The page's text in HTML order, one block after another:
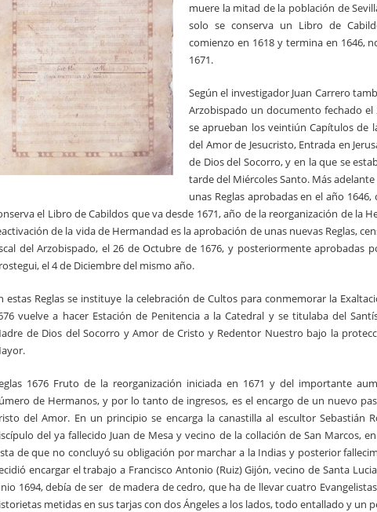
muere la mitad de la población de
solo se conserva un Libro de
comienzo en 1618 y termina en 1646,
1671.
Según el investigador Juan Carrero
Arzobispado un documento fechado
se aprueban los veintiún Capítulos de
del Amor de Jesucristo, Entrada en
de Dios del Socorro, y en la que se
tarde del Miércoles Santo. Más
unas Reglas aprobadas en el año
el Libro de Cabildos que va desde 1671, año de la reorganización de la
de la vida de Hermandad es la aprobación de unas nuevas Reglas,
del Arzobispado, el 26 de Octubre de 1676, y posteriormente aprobadas
el 4 de Diciembre del mismo año.
estas Reglas se instituye la celebración de Cultos para conmemorar la
vuelve a hacer Estación de Penitencia a la Catedral y se titulaba del
de Dios del Socorro y Amor de Cristo y Redentor Nuestro bajo la
1676 Fruto de la reorganización iniciada en 1671 y del importante
de Hermanos, y por lo tanto de ingresos, es el encargo de un nuevo
del Amor. En un principio se encarga la canastilla al escultor Sebastián
del ya fallecido Juan de Mesa y vecino de la collación de San Marcos, en
de que no concluyó su obligación por marchar a la Indias y posterior
encargar el trabajo a Francisco Antonio (Ruiz) Gijón, vecino de Santa
1694, debía de ser de madera de cedro, que ha de llevar cuatro
metidas en sus tarjas con dos Ángeles a los lados, todo entallado y un